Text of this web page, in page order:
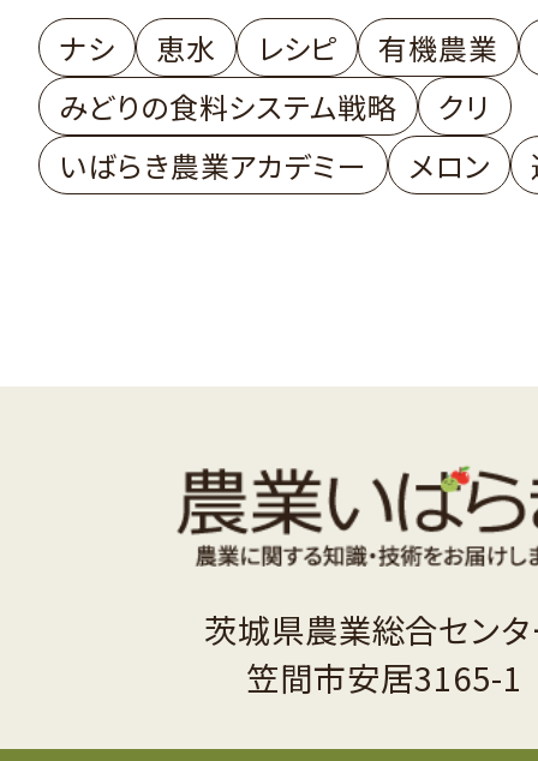
ナシ 恵水 レシピ
有機農業
みどりの食料システム戦略
クリ
いばらき農業アカデミー
メロン
茨城県農業総合セン
笠間市安居3165-1